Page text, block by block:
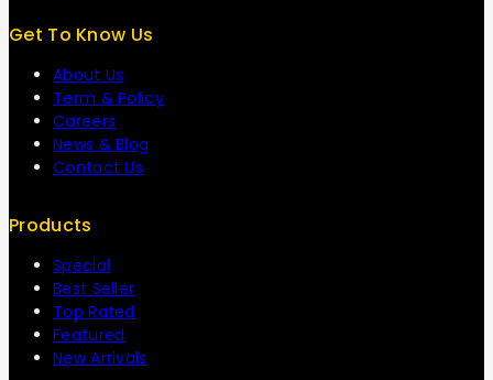
Get To Know Us
About Us
Term & Policy
Careers
News & Blog
Contact Us
Products
Special
Best Seller
Top Rated
Featured
New Arrivals